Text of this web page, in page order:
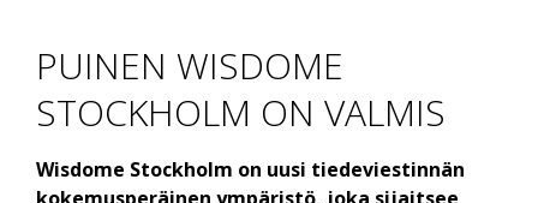
PUINEN WISDOME
STOCKHOLM ON VALMIS
Wisdome Stockholm on uusi tiedeviestinnän